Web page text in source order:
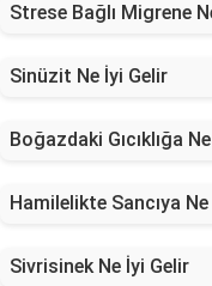
Strese Bağlı Migrene
Sinüzit Ne İyi Gelir
Boğazdaki Gıcıklığa
Hamilelikte Sancıya
Sivrisinek Ne İyi Gelir